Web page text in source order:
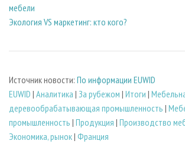
мебели
Экология VS маркетинг: кто кого?
Источник новости: По информации EUWID
EUWID | Аналитика | За рубежом | Итоги |
деревообрабатывающая промышленность |
промышленность | Продукция | Производство
Экономика, рынок| Франция